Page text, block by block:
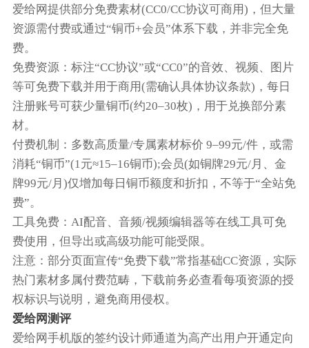
爱给网提供部分免费素材(CC0/CC协议可商用)，但大量
资源需付费或通过“铜币+会员”体系下载，并非完全免
费。‌‌
‌免费资源‌：标注“‌CC协议‌”或“‌CC0‌”的音效、视频、图片
等可免费下载并用于商用(需确认具体协议条款)，每日
注册账号可获少量铜币(约20–30枚)，用于兑换部分素
材。
‌付费机制‌：多数高质量/专属素材标价 ‌9–99元/件‌，或需
消耗“铜币”(1元≈15–16铜币);会员(如铜牌29元/月、金
牌99元/月)仅增加每日铜币额度和折扣，‌不等于“全站免
费”‌。
‌工具免费‌：AI配音、音频/视频编辑器等在线工具可免
费使用，但导出或高级功能可能受限。‌‌
注意：部分页面宣传“免费下载”常指基础CC资源，实际
热门素材多属付费范畴，下载前务必查看每项资源的‌授
权标识与说明‌，避免商用侵权。‌‌
爱给网测评
爱给网手机版的签约设计师通道为高产出用户开通定向